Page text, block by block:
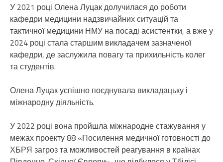
У 2021 році Олена Луцак долучилася до роботи
кафедри медицини надзвичайних ситуацій та
тактичної медицини НМУ на посаді асистентки, а вже у
2024 році стала старшим викладачем зазначеної
кафедри, де заслужила повагу та прихильність колег
та студентів.
Олена Луцак успішно поєднувала викладацьку і
міжнародну діяльність.
У 2022 році вона пройшла міжнародне стажування у
межах проекту 88 «Посилення медичної готовності до
ХБРЯ загроз та можливостей реагування в країнах